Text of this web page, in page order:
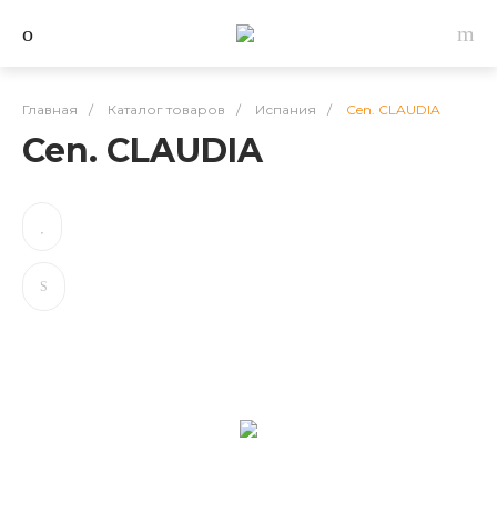
Главная / Каталог товаров / Испания / Cen. CLAUDIA
Cen. CLAUDIA